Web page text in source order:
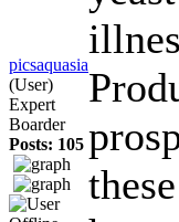
picsaquasia
(User)
Expert
Boarder
Posts: 105